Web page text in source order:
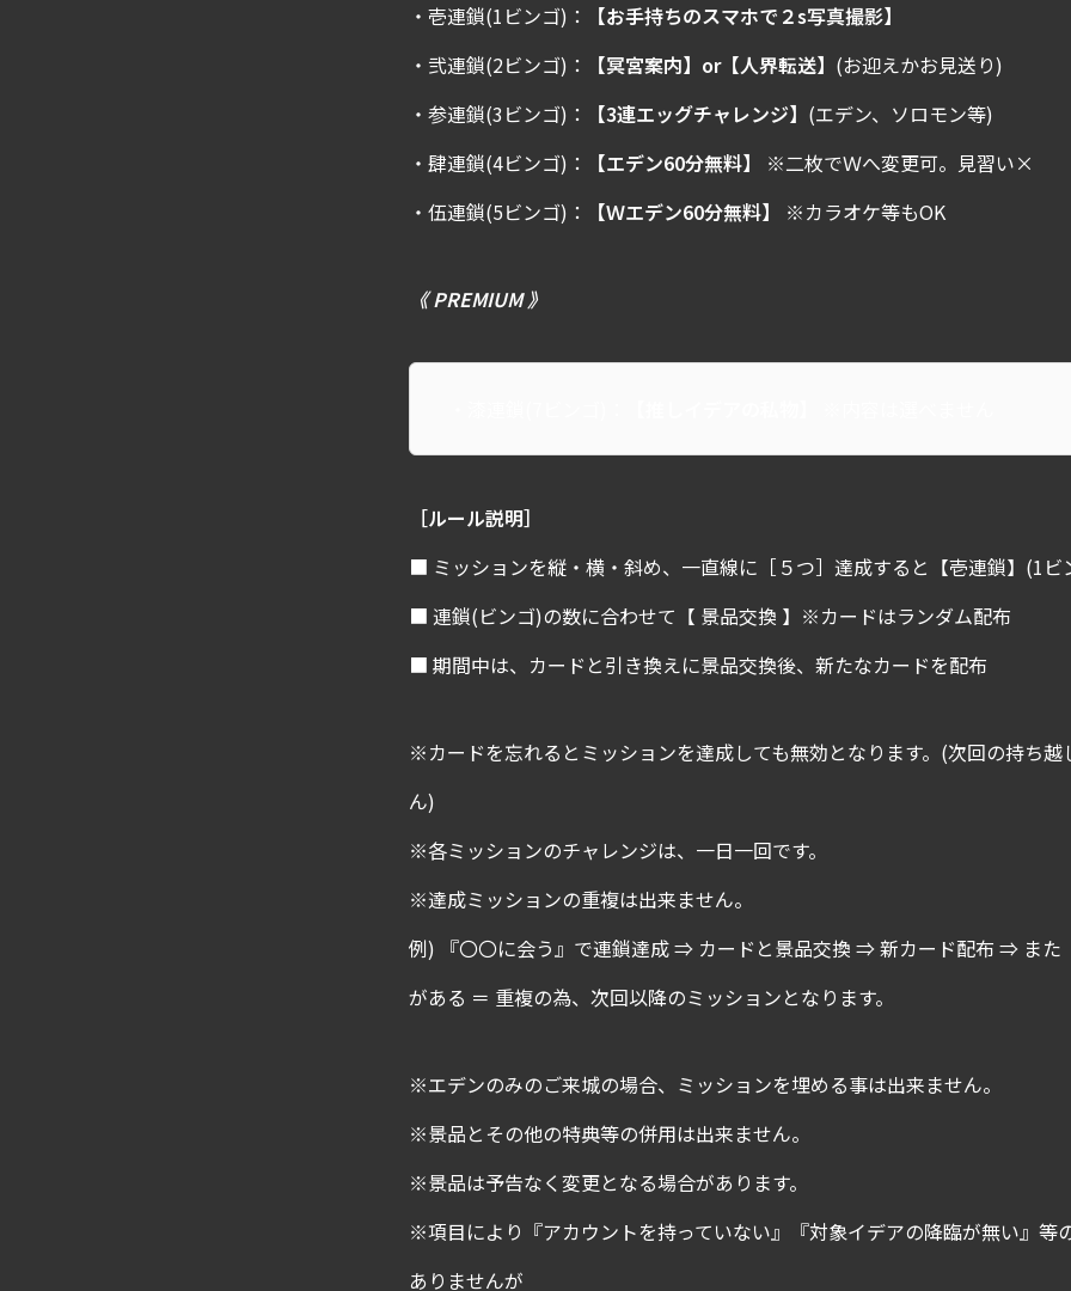
・壱連鎖(1ビンゴ)：
【お手持ちのスマホで２s写真撮影】
・弐連鎖(2ビンゴ)：
【冥宮案内】or【人界転送】 (お迎えかお見送り)
・参連鎖(3ビンゴ)：
【3連エッグチャレンジ】 (エデン、ソロモン等)
・肆連鎖(4ビンゴ)：
【エデン60分無料】
※二枚でＷへ変更可。見習い×
・伍連鎖(5ビンゴ)：
【Ｗエデン60分無料】 ※カラオケ等もOK
《 PREMIUM 》
［ルール説明］
■ ミッションを縦・横・斜め、一直線に［５つ］達成すると【壱連鎖】(1ビ
■ 連鎖(ビンゴ)の数に合わせて【 景品交換 】※カードはランダム配布
■ 期間中は、カードと引き換えに景品交換後、新たなカードを配布
※カードを忘れるとミッションを達成しても無効となります。(次回の持ち越
ん)
※各ミッションのチャレンジは、一日一回です。
※達成ミッションの重複は出来ません。
例) 『〇〇に会う』で連鎖達成 ⇒ カードと景品交換 ⇒ 新カード配布 ⇒ また
がある ＝ 重複の為、次回以降のミッションとなります。
※エデンのみのご来城の場合、ミッションを埋める事は出来ません。
※景品とその他の特典等の併用は出来ません。
※景品は予告なく変更となる場合があります。
※項目により『アカウントを持っていない』『対象イデアの降臨が無い』等
ありませんが